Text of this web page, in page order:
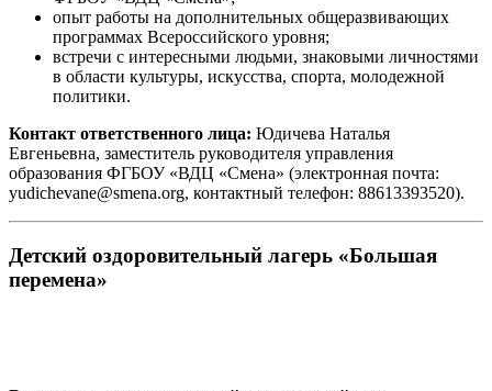
опыт работы на дополнительных общеразвивающих
программах Всероссийского уровня;
встречи с интересными людьми, знаковыми личностями
в области культуры, искусства, спорта, молодежной
политики.
Контакт ответственного лица: Юдичева Наталья
Евгеньевна, заместитель руководителя управления
образования ФГБОУ «ВДЦ «Смена» (электронная почта:
yudichevane@smena.org, контактный телефон: 88613393520).
Детский оздоровительный лагерь «Большая
перемена»